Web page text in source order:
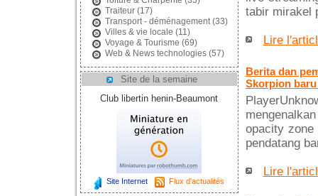
Traiteur(17)
Transport - déménagement(33)
Villes & vie locale (11)
Voyage & Tourisme (69)
Web & News technologies(57)
Site de la semaine
Club libertin henin-Beaumont
Site Internet Flux d'actualités
tabir mirakel
Lire
Berita dan
Skorpion
opacity zone
pendatang
Lire